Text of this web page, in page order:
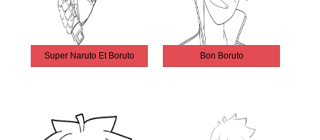
Super Naruto Et Boruto Bon Boruto